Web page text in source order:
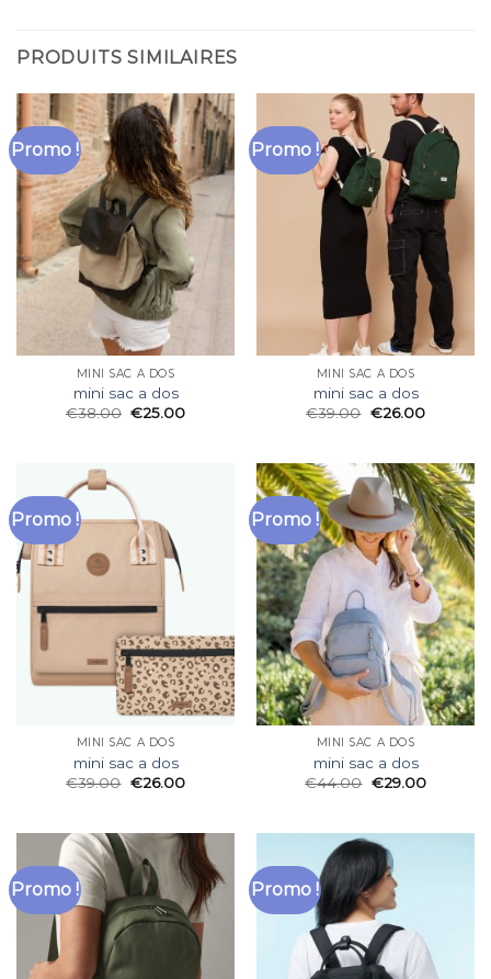
PRODUITS SIMILAIRES
Promo !
MINI SAC A DOS
mini sac a dos
€38.00 €25.00
Promo !
MINI SAC A DOS
mini sac a dos
€39.00 €26.00
Promo !
MINI SAC A DOS
mini sac a dos
€39.00 €26.00
Promo !
MINI SAC A DOS
mini sac a dos
€44.00 €29.00
Promo ! Promo !